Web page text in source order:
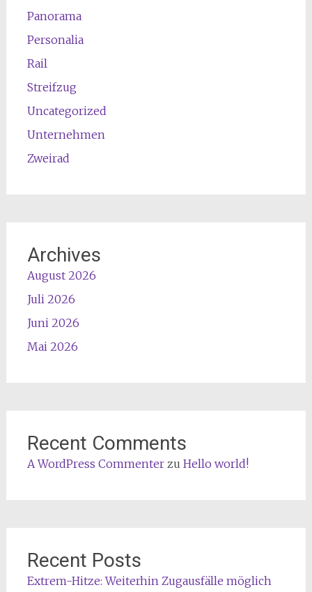
Panorama
Personalia
Rail
Streifzug
Uncategorized
Unternehmen
Zweirad
Archives
August 2026
Juli 2026
Juni 2026
Mai 2026
Recent Comments
A WordPress Commenterzu Hello world!
Recent Posts
Extrem-Hitze: Weiterhin Zugausfälle möglich